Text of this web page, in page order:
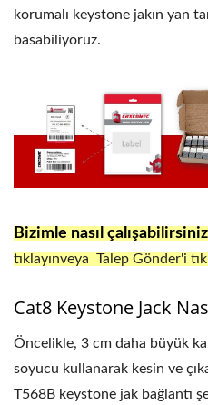
korumalı keystone jakın yan
basabiliyoruz.
Bizimle nasıl
tıklayınveya Talep Gönder'i
Cat8 Keystone Jack
Öncelikle, 3 cm daha büyük
soyucu kullanarak kesin ve
T568B keystone jak bağlantı